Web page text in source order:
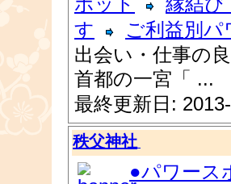
す
ご利益別
出会い・仕事の
首都の一宮「 ...
最終更新日:
秩父神社
●パワース